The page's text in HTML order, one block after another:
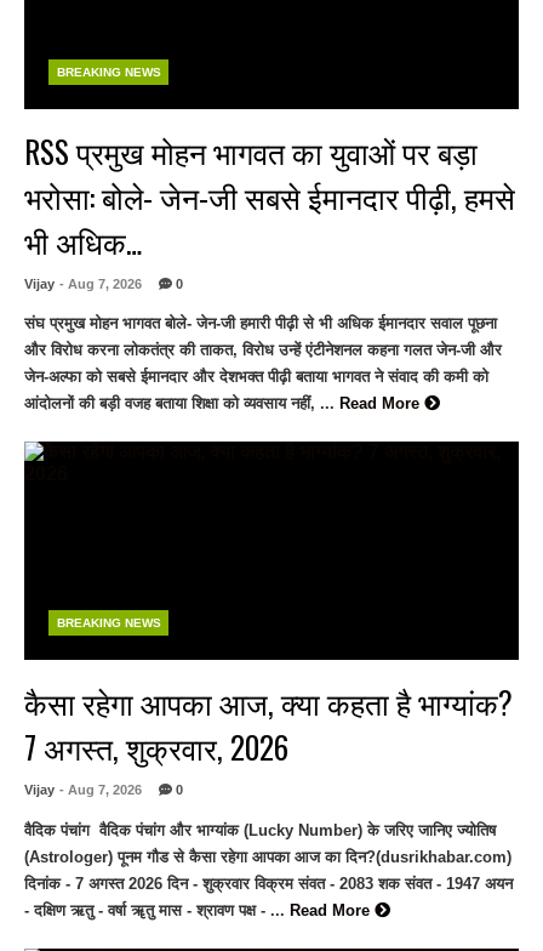
BREAKING NEWS
RSS प्रमुख मोहन भागवत का युवाओं पर बड़ा
भरोसा: बोले- जेन-जी सबसे ईमानदार पीढ़ी, हमसे
भी अधिक…
Vijay - Aug 7, 2026 0
संघ प्रमुख मोहन भागवत बोले- जेन-जी हमारी पीढ़ी से भी अधिक ईमानदार सवाल पूछना
और विरोध करना लोकतंत्र की ताकत, विरोध उन्हें एंटीनेशनल कहना गलत जेन-जी और
जेन-अल्फा को सबसे ईमानदार और देशभक्त पीढ़ी बताया भागवत ने संवाद की कमी को
आंदोलनों की बड़ी वजह बताया शिक्षा को व्यवसाय नहीं, ... Read More
BREAKING NEWS
कैसा रहेगा आपका आज, क्या कहता है भाग्यांक?
7 अगस्त, शुक्रवार, 2026
Vijay - Aug 7, 2026 0
वैदिक पंचांग वैदिक पंचांग और भाग्यांक (Lucky Number) के जरिए जानिए ज्योतिष
(Astrologer) पूनम गौड से कैसा रहेगा आपका आज का दिन?(dusrikhabar.com)
दिनांक - 7 अगस्त 2026 दिन - शुक्रवार विक्रम संवत - 2083 शक संवत - 1947 अयन
- दक्षिण ऋतु - वर्षा ॠतु मास - श्रावण पक्ष - ... Read More